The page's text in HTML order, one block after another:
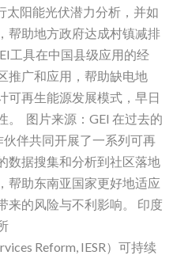
太阳能光伏潜力分析，并如
帮助地方政府达成村镇减排
工具在中国县级应用的经
推广和应用，帮助缺电地
可再生能源发展模式，早日
。 图片来源：GEI 在过去的
伴共同开展了一系列可再
数据搜集和分析到社区落地
帮助东南亚国家更好地适应
来的风险与不利影响。 印度
Reform, IESR）可持续